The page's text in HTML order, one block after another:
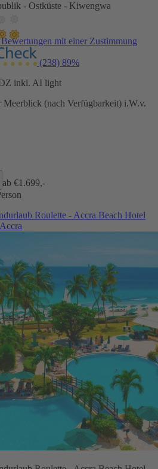
- Ostküste - Kiwengwa
mit einer Zustimmung
(238) 89%
inkl. AI light
(nach Verfügbarkeit) i.W.v.
ab €1.699,-
Roulette - Accra Beach Hotel